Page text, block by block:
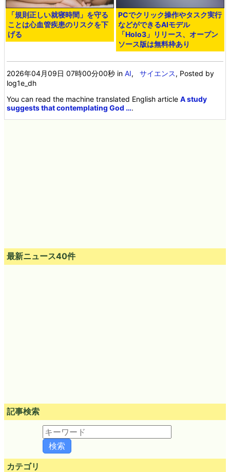
「規則正しい就寝時間」を守る
ことは心血管疾患のリスクを下
げる
PCでクリック操作やタスク実行
などができるAIモデル
「Holo3」リリース、オープン
ソース版は無料枠あり
2026年04月09日 07時00分00秒 inAI,サイエンス, Posted by
log1e_dh
You can read the machine translated English articleA study
suggests that contemplating God ….
最新ニュース40件
記事検索
カテゴリ